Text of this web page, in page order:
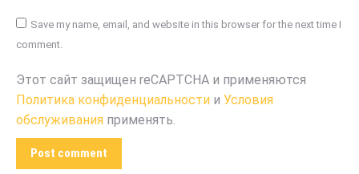
Save my name, email, and website in this browser for the next time I
comment.
Этот сайт защищен reCAPTCHA и применяются
Политика конфиденциальности и Условия
обслуживания применять.
Post comment